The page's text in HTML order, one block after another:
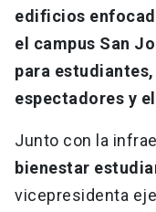
edificios
el campus San
para
espectadores y
Junto con la
bienestar
vicepresidenta